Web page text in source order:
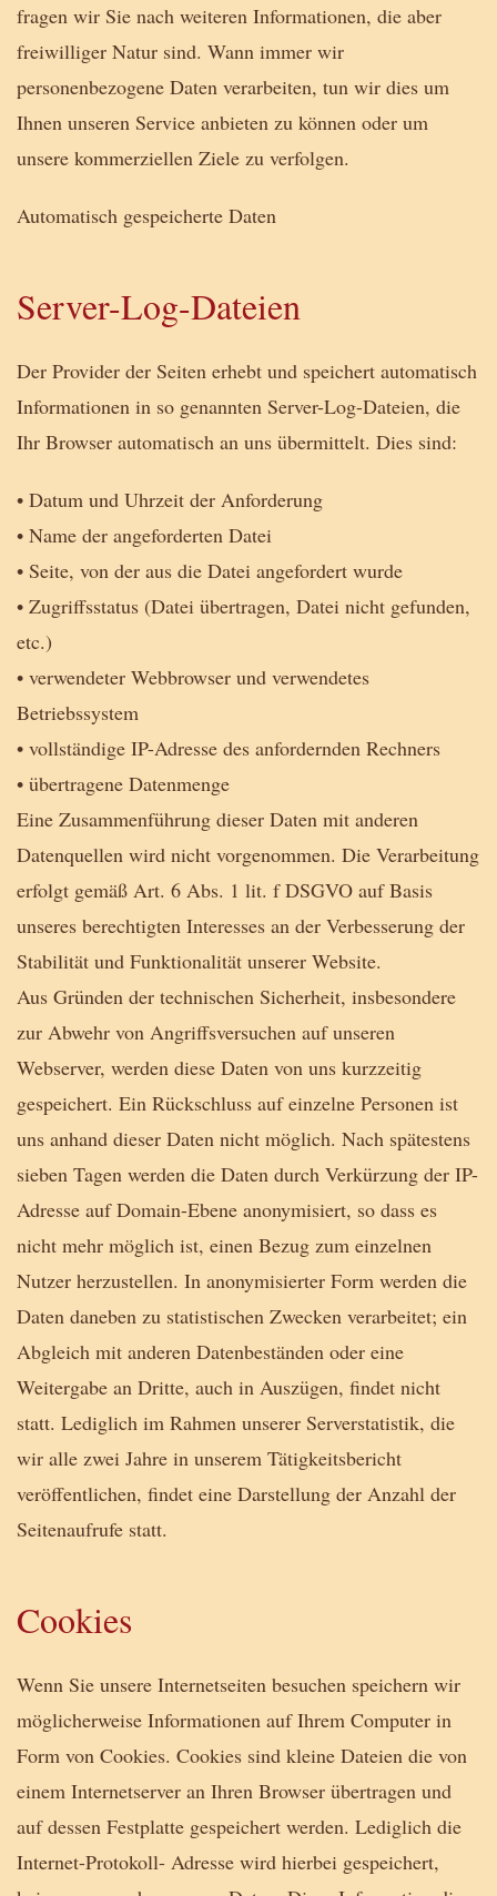
fragen wir Sie nach weiteren Informationen, die aber
freiwilliger Natur sind. Wann immer wir
personenbezogene Daten verarbeiten, tun wir dies um
Ihnen unseren Service anbieten zu können oder um
unsere kommerziellen Ziele zu verfolgen.
Automatisch gespeicherte Daten
Server-Log-Dateien
Der Provider der Seiten erhebt und speichert automatisch
Informationen in so genannten Server-Log-Dateien, die
Ihr Browser automatisch an uns übermittelt. Dies sind:
• Datum und Uhrzeit der Anforderung
• Name der angeforderten Datei
• Seite, von der aus die Datei angefordert wurde
• Zugriffsstatus (Datei übertragen, Datei nicht gefunden,
etc.)
• verwendeter Webbrowser und verwendetes
Betriebssystem
• vollständige IP-Adresse des anfordernden Rechners
• übertragene Datenmenge
Eine Zusammenführung dieser Daten mit anderen
Datenquellen wird nicht vorgenommen. Die Verarbeitung
erfolgt gemäß Art. 6 Abs. 1 lit. f DSGVO auf Basis
unseres berechtigten Interesses an der Verbesserung der
Stabilität und Funktionalität unserer Website.
Aus Gründen der technischen Sicherheit, insbesondere
zur Abwehr von Angriffsversuchen auf unseren
Webserver, werden diese Daten von uns kurzzeitig
gespeichert. Ein Rückschluss auf einzelne Personen ist
uns anhand dieser Daten nicht möglich. Nach spätestens
sieben Tagen werden die Daten durch Verkürzung der IP-
Adresse auf Domain-Ebene anonymisiert, so dass es
nicht mehr möglich ist, einen Bezug zum einzelnen
Nutzer herzustellen. In anonymisierter Form werden die
Daten daneben zu statistischen Zwecken verarbeitet; ein
Abgleich mit anderen Datenbeständen oder eine
Weitergabe an Dritte, auch in Auszügen, findet nicht
statt. Lediglich im Rahmen unserer Serverstatistik, die
wir alle zwei Jahre in unserem Tätigkeitsbericht
veröffentlichen, findet eine Darstellung der Anzahl der
Seitenaufrufe statt.
Cookies
Wenn Sie unsere Internetseiten besuchen speichern wir
möglicherweise Informationen auf Ihrem Computer in
Form von Cookies. Cookies sind kleine Dateien die von
einem Internetserver an Ihren Browser übertragen und
auf dessen Festplatte gespeichert werden. Lediglich die
Internet-Protokoll- Adresse wird hierbei gespeichert,